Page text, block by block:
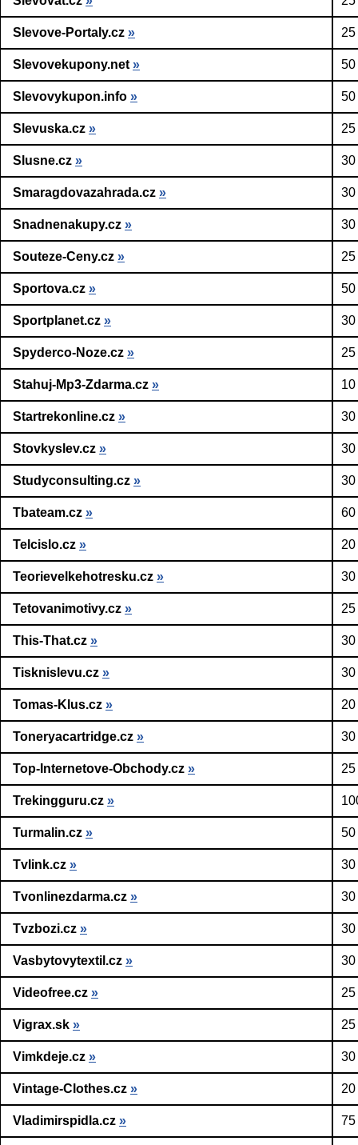
Slevove-Portaly.cz »
Slevovekupony.net » 50
Slevovykupon.info » 50
Slevuska.cz »
Slusne.cz » 30
Smaragdovazahrada.cz » 30
Snadnenakupy.cz » 30
Souteze-Ceny.cz »
Sportova.cz » 50
Sportplanet.cz » 30
Spyderco-Noze.cz »
Stahuj-Mp3-Zdarma.cz »
Startrekonline.cz » 30
Stovkyslev.cz » 30
Studyconsulting.cz » 30
Tbateam.cz » 60
Telcislo.cz »
Teorievelkehotresku.cz » 30
Tetovanimotivy.cz »
This-That.cz » 30
Tisknislevu.cz » 30
Tomas-Klus.cz »
Toneryacartridge.cz » 30
Top-Internetove-Obchody.cz »
Trekingguru.cz »
Turmalin.cz » 50
Tvlink.cz » 30
Tvonlinezdarma.cz » 30
Tvzbozi.cz » 30
Vasbytovytextil.cz » 30
Videofree.cz »
Vigrax.sk »
Vimkdeje.cz » 30
Vintage-Clothes.cz »
Vladimirspidla.cz » 75